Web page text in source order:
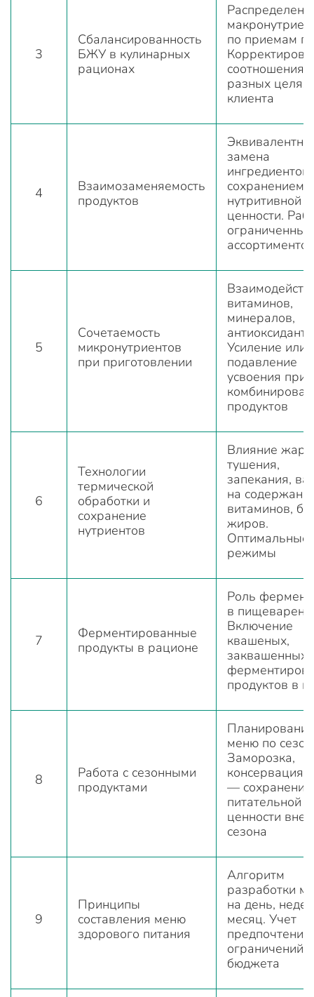
3
Сбалансированность
БЖУ в кулинарных
рационах
по приемам
соотношения
разных целях
клиента
4
Взаимозаменяемость
продуктов
замена
ингредиентов
сохранением
нутритивной
ценности.
ограниченным
5
Сочетаемость
микронутриентов
при приготовлении
витаминов,
минералов,
Усиление или
подавление
усвоения при
продуктов
6
Технологии
термической
обработки и
сохранение
нутриентов
Влияние
тушения,
запекания,
на
витаминов,
жиров.
Оптимальные
режимы
7
Ферментированные
продукты в рационе
Роль
в
Включение
квашеных,
заквашенных,
продуктов в
8
Работа с сезонными
продуктами
Планирование
меню по
Заморозка,
консервация,
— сохранение
питательной
ценности вне
сезона
9
Принципы
составления меню
здорового питания
Алгоритм
разработки
на день,
месяц. Учет
предпочтений,
ограничений,
бюджета